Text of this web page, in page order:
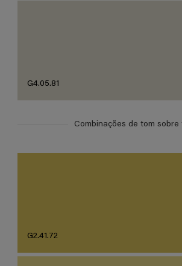
G4.05.81
Combinações de tom sobre
G2.41.72